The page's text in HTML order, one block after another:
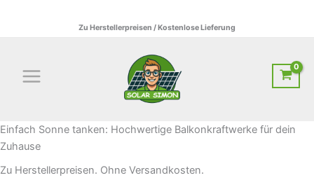
Zu Herstellerpreisen / Kostenlose Lieferung
Einfach Sonne tanken: Hochwertige Balkonkraftwerke für dein
Zuhause
Zu Herstellerpreisen. Ohne Versandkosten.